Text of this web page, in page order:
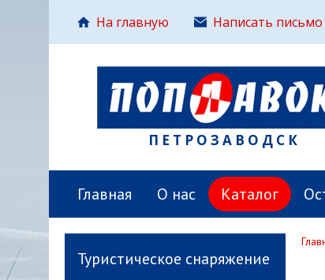
На главную Написать письмо
ПЕТРОЗАВОДСК
Главная О нас Каталог
Туристическое снаряжение